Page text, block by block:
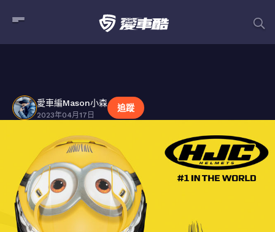
貼文
愛車編Mason小森
2023年04月17日
追蹤